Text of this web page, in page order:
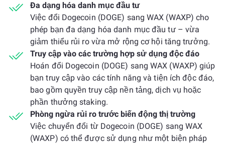
Đa dạng hóa danh mục đầu tư
Việc đổi Dogecoin (DOGE) sang WAX (WAXP) cho
phép bạn đa dạng hóa danh mục đầu tư – vừa
giảm thiểu rủi ro vừa mở rộng cơ hội tăng trưởng.
Truy cập vào các trường hợp sử dụng độc đáo
Hoán đổi Dogecoin (DOGE) sang WAX (WAXP) giúp
bạn truy cập vào các tính năng và tiện ích độc đáo,
bao gồm quyền truy cập nền tảng, dịch vụ hoặc
phần thưởng staking.
Phòng ngừa rủi ro trước biến động thị trường
Việc chuyển đổi từ Dogecoin (DOGE) sang WAX
(WAXP) có thể được sử dụng như một biện pháp